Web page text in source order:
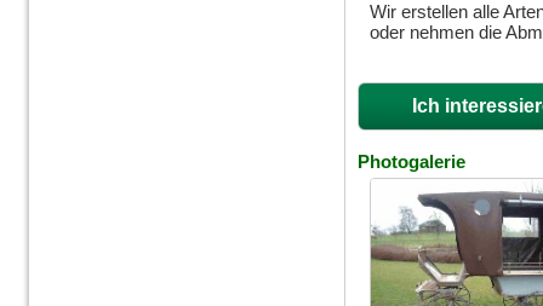
Wir erstellen alle
oder nehmen die
Ich
Photogalerie